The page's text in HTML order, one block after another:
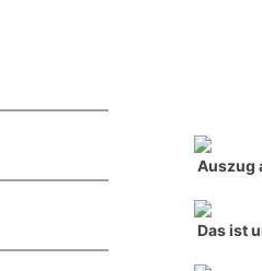
Auszug
Das ist